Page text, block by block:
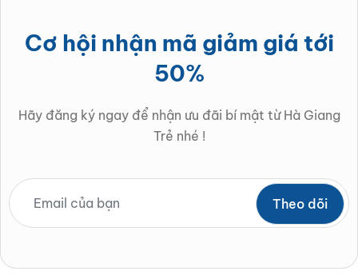
Cơ hội nhận mã giảm giá tới
50%
Hãy đăng ký ngay để nhận ưu đãi bí mật từ Hà Giang
Trẻ nhé !